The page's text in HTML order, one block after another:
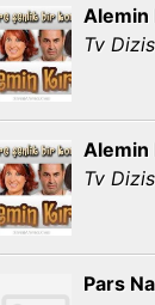
Alemin
Tv
Alemin
Tv
Pars